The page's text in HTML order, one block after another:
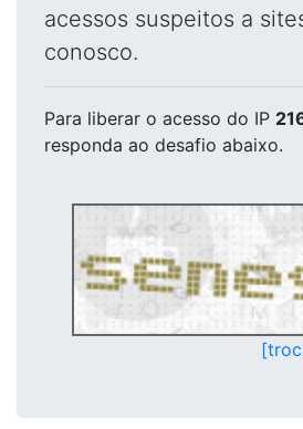
acessos suspeitos a
conosco.
Para liberar o acesso do IP
responda ao desafio abaixo.